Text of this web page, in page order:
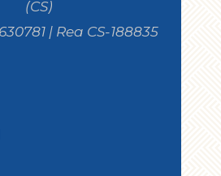
(CS)
| Rea CS-188835